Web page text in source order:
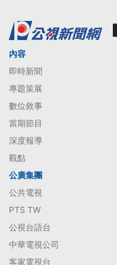
內容
即時新聞
專題策展
數位敘事
當期節目
深度報導
觀點
公廣集團
公共電視
PTS TW
公視台語台
中華電視公司
客家電視台